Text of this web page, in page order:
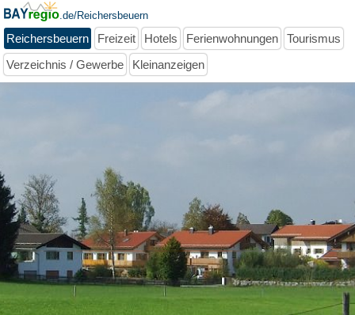
.de/Reichersbeuern
Reichersbeuern Freizeit Hotels Ferienwohnungen
Tourismus
Verzeichnis / Gewerbe
Kleinanzeigen